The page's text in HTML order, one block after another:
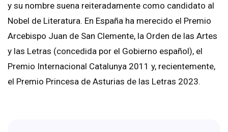
y su nombre suena reiteradamente como candidato al
Nobel de Literatura. En España ha merecido el Premio
Arcebispo Juan de San Clemente, la Orden de las Artes
y las Letras (concedida por el Gobierno español), el
Premio Internacional Catalunya 2011 y, recientemente,
el Premio Princesa de Asturias de las Letras 2023.